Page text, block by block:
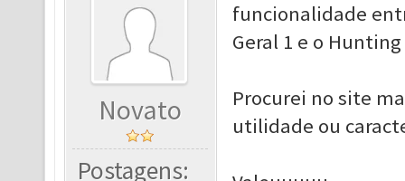
Novato
Postagens:
funcionalidade
Geral 1 e o Hunting
Procurei no site
utilidade ou